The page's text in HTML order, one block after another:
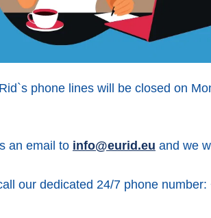
phone lines will be closed on
an email to info@eurid.eu and we
our dedicated 24/7 phone